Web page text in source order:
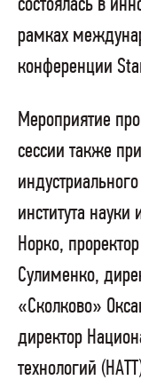
состоялась в
рамках
конференции
Мероприятие
сессии также
института науки
Норко,
Сулименко,
«Сколково»
директор
технологий